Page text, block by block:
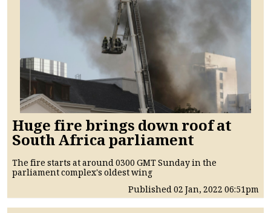
Huge fire brings down roof at
South Africa parliament
The fire starts at around 0300 GMT Sunday in the
parliament complex's oldest wing
Published02 Jan, 202206:51pm